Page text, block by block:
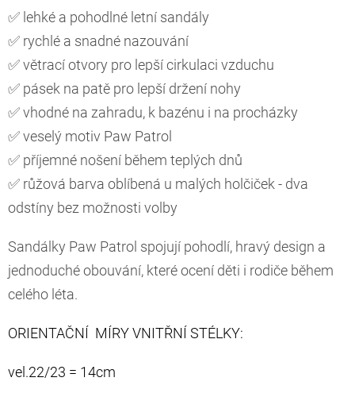
✅ lehké a pohodlné letní sandály
✅ rychlé a snadné nazouvání
✅ větrací otvory pro lepší cirkulaci vzduchu
✅ pásek na patě pro lepší držení nohy
✅ vhodné na zahradu, k bazénu i na procházky
✅ veselý motiv Paw Patrol
✅ příjemné nošení během teplých dnů
✅ růžová barva oblíbená u malých holčiček - dva
odstíny bez možnosti volby
Sandálky Paw Patrol spojují pohodlí, hravý design a
jednoduché obouvání, které ocení děti i rodiče během
celého léta.
ORIENTAČNÍ MÍRY VNITŘNÍ STÉLKY:
vel.22/23 = 14cm